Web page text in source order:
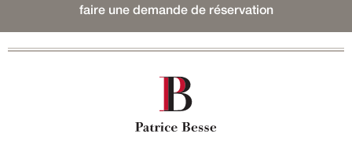
faire une demande de réservation